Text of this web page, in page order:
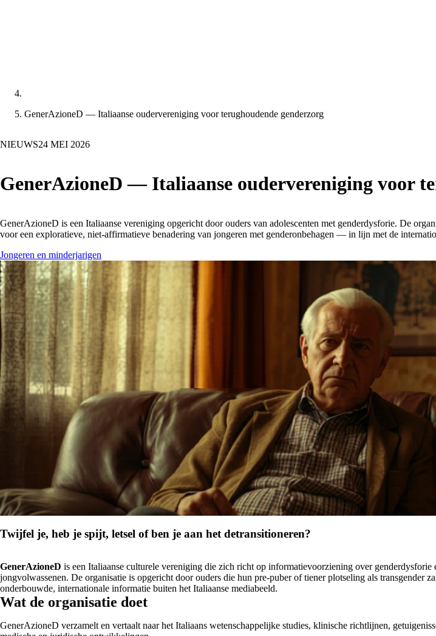
GenerAzioneD — Italiaanse oudervereniging voor terughoudende genderzorg
NIEUWS24 MEI 2026
GenerAzioneD — Italiaanse oudervereniging voor
GenerAzioneD is een Italiaanse vereniging opgericht door ouders van adolescenten met genderdysforie. De
voor een exploratieve, niet-affirmatieve benadering van jongeren met genderonbehagen — in lijn met de
Jongeren en minderjarigen
Twijfel je, heb je spijt, letsel of ben je aan het detransitioneren?
GenerAzioneD is een Italiaanse culturele vereniging die zich richt op informatievoorziening over genderdysforie
jongvolwassenen. De organisatie is opgericht door ouders die hun pre-puber of tiener plotseling als transgender
onderbouwde, internationale informatie buiten het Italiaanse mediabeeld.
Wat de organisatie doet
GenerAzioneD verzamelt en vertaalt naar het Italiaans wetenschappelijke studies, klinische richtlijnen,